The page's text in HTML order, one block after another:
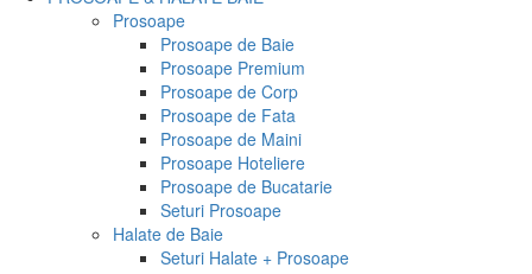
Prosoape
Prosoape de Baie
Prosoape Premium
Prosoape de Corp
Prosoape de Fata
Prosoape de Maini
Prosoape Hoteliere
Prosoape de Bucatarie
Seturi Prosoape
Halate de Baie
Seturi Halate + Prosoape